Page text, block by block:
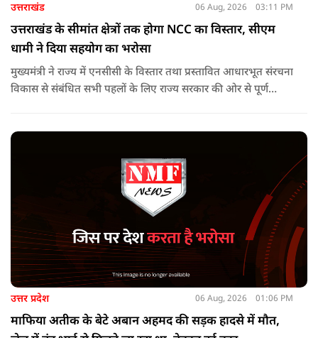
उत्तराखंड 06 Aug, 2026 03:11 PM
उत्तराखंड के सीमांत क्षेत्रों तक होगा NCC का विस्तार, सीएम
धामी ने दिया सहयोग का भरोसा
मुख्यमंत्री ने राज्य में एनसीसी के विस्तार तथा प्रस्तावित आधारभूत संरचना
विकास से संबंधित सभी पहलों के लिए राज्य सरकार की ओर से पूर्ण
उत्तर प्रदेश 06 Aug, 2026 01:06 PM
माफिया अतीक के बेटे अबान अहमद की सड़क हादसे में मौत,